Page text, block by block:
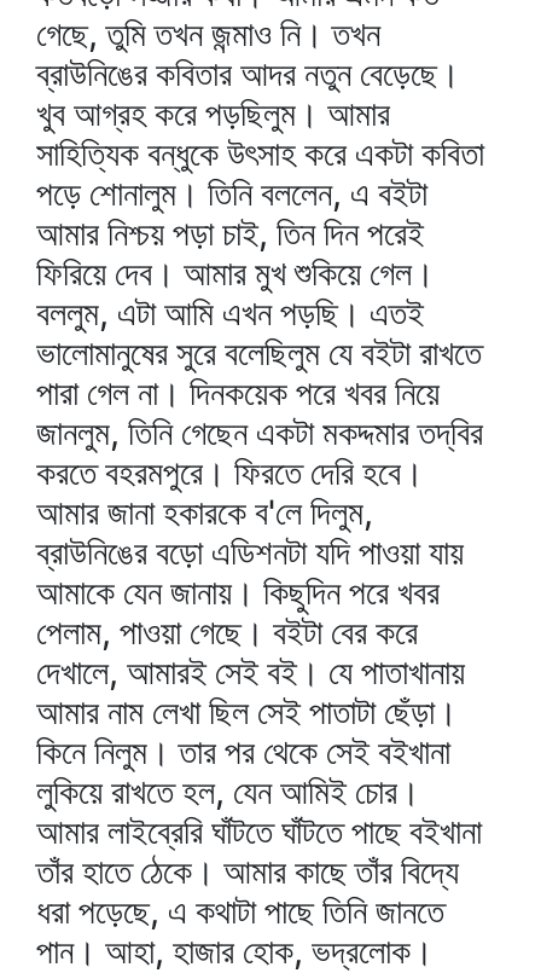
গেছে, তুমি তখন জন্মাও নি। তখন
ব্রাউনিঙের কবিতার আদর নতুন বেড়েছে।
খুব আগ্রহ করে পড়ছিলুম। আমার
সাহিত্যিক বন্ধুকে উৎসাহ করে একটা কবিতা
পড়ে শোনালুম। তিনি বললেন, এ বইটা
আমার নিশ্চয় পড়া চাই, তিন দিন পরেই
ফিরিয়ে দেব। আমার মুখ শুকিয়ে গেল।
বললুম, এটা আমি এখন পড়ছি। এতই
ভালোমানুষের সুরে বলেছিলুম যে বইটা রাখতে
পারা গেল না। দিনকয়েক পরে খবর নিয়ে
জানলুম, তিনি গেছেন একটা মকদ্দমার তদ্‌বির
করতে বহরমপুরে। ফিরতে দেরি হবে।
আমার জানা হকারকে ব'লে দিলুম,
ব্রাউনিঙের বড়ো এডিশনটা যদি পাওয়া যায়
আমাকে যেন জানায়। কিছুদিন পরে খবর
পেলাম, পাওয়া গেছে। বইটা বের করে
দেখালে, আমারই সেই বই। যে পাতাখানায়
আমার নাম লেখা ছিল সেই পাতাটা ছেঁড়া।
কিনে নিলুম। তার পর থেকে সেই বইখানা
লুকিয়ে রাখতে হল, যেন আমিই চোর।
আমার লাইব্রেরি ঘাঁটতে ঘাঁটতে পাছে বইখানা
তাঁর হাতে ঠেকে। আমার কাছে তাঁর বিদ্যে
ধরা পড়েছে, এ কথাটা পাছে তিনি জানতে
পান। আহা, হাজার হোক, ভদ্রলোক।